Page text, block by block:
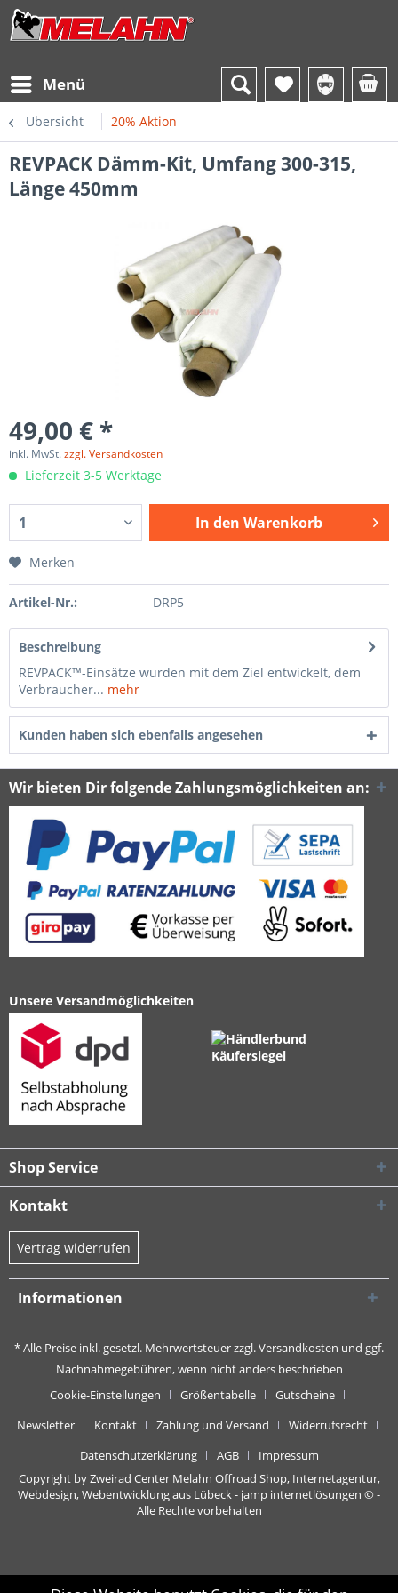
Menü
Übersicht 20% Aktion
REVPACK Dämm-Kit, Umfang 300-315,
Länge 450mm
49,00 € *
inkl. MwSt.zzgl. Versandkosten
Lieferzeit 3-5 Werktage
In den Warenkorb
Merken
Artikel-Nr.: DRP5
Beschreibung
REVPACK™-Einsätze wurden mit dem Ziel entwickelt, dem
Verbraucher... mehr
Kunden haben sich ebenfalls angesehen
Wir bieten Dir folgende Zahlungsmöglichkeiten an:
Unsere Versandmöglichkeiten
Shop Service
Kontakt
Vertrag widerrufen
Informationen
* Alle Preise inkl. gesetzl. Mehrwertsteuer zzgl.Versandkosten und ggf.
Nachnahmegebühren, wenn nicht anders beschrieben
Cookie-Einstellungen
Größentabelle
Gutscheine
Newsletter
Kontakt Zahlung und Versand
Widerrufsrecht
Datenschutzerklärung
AGB
Impressum
Copyright by Zweirad Center Melahn Offroad Shop, Internetagentur,
Webdesign, Webentwicklung aus Lübeck - jamp internetlösungen © -
Alle Rechte vorbehalten